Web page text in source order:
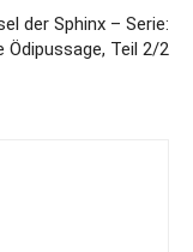
der Sphinx – Serie:
Ödipussage, Teil 2/2